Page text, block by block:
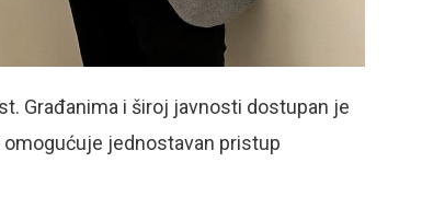
Građanima i široj javnosti dostupan je
omogućuje jednostavan pristup